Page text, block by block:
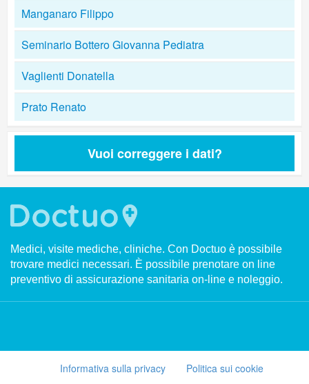
Manganaro Filippo
Seminario Bottero Giovanna Pediatra
Vaglienti Donatella
Prato Renato
Vuoi correggere i dati?
Medici, visite mediche, cliniche. Con Doctuo è possibile
trovare medici necessari. È possibile prenotare on line
preventivo di assicurazione sanitaria on-line e noleggio.
Informativa sulla privacy
Politica sui cookie